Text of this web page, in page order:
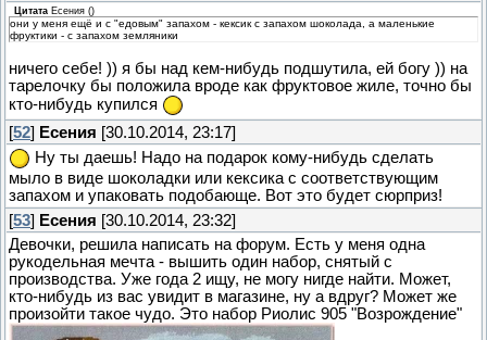
Цитата Есения ()
они у меня ещё и с "едовым" запахом - кексик с запахом шоколада, а маленькие
фруктики - с запахом земляники
ничего себе! )) я бы над кем-нибудь подшутила, ей богу )) на
тарелочку бы положила вроде как фруктовое жиле, точно бы
кто-нибудь купился
[52] Есения [30.10.2014, 23:17]
Ну ты даешь! Надо на подарок кому-нибудь сделать
мыло в виде шоколадки или кексика с соответствующим
запахом и упаковать подобающе. Вот это будет сюрприз!
[53] Есения [30.10.2014, 23:32]
Девочки, решила написать на форум. Есть у меня одна
рукодельная мечта - вышить один набор, снятый с
производства. Уже года 2 ищу, не могу нигде найти. Может,
кто-нибудь из вас увидит в магазине, ну а вдруг? Может же
произойти такое чудо. Это набор Риолис 905 "Возрождение"